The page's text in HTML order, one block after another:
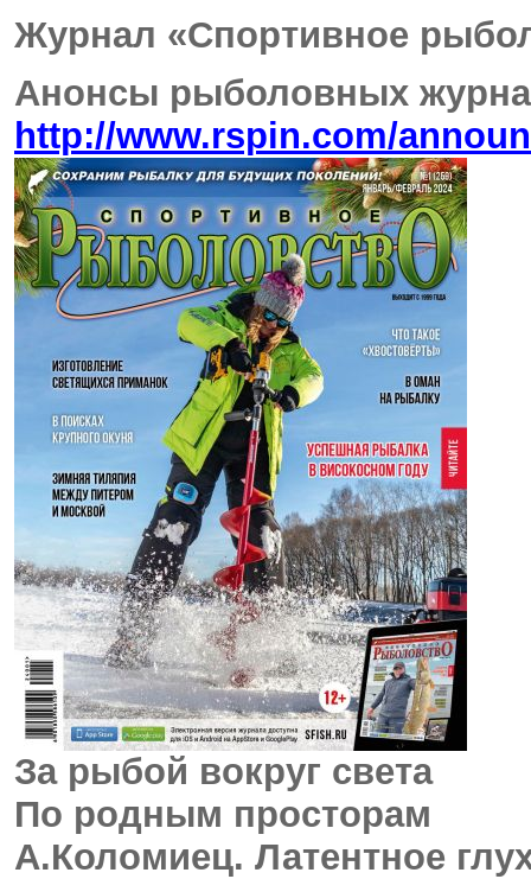
Журнал «Спортивное
Анонсы рыболовных
http://www.rspin.com/
За рыбой вокруг света
По родным просторам
А.Коломиец. Латентное